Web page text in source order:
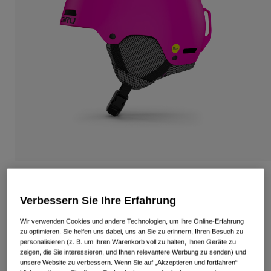
Alle anzeigen
Mit austauschbaren Gläsern
Alle anzeigen
Kinder
Helme
Schutzbrillen
Artikelnr.34782
Price reduced from
99,95 €to69,96 € 30% OFF
Verbessern Sie Ihre Erfahrung
Wir verwenden Cookies und andere Technologien, um Ihre Online-Erfahrung
zu optimieren. Sie helfen uns dabei, uns an Sie zu erinnern, Ihren Besuch zu
personalisieren (z. B. um Ihren Warenkorb voll zu halten, Ihnen Geräte zu
zeigen, die Sie interessieren, und Ihnen relevantere Werbung zu senden) und
unsere Website zu verbessern. Wenn Sie auf „Akzeptieren und fortfahren“